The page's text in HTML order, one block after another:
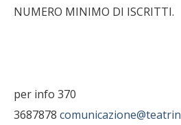
NUMERO MINIMO DI ISCRITTI.
per info 370
3687878